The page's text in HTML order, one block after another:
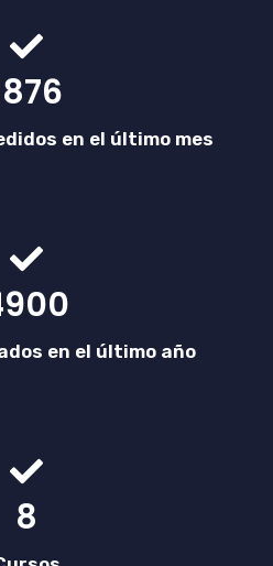
en el último mes
en el último año
8